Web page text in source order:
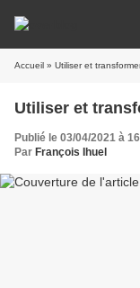
Accueil » Utiliser et
Utiliser et
Publié le 03/04/2021 à
Par François Ihuel